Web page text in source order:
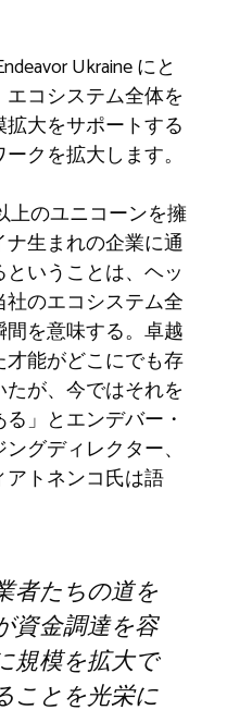
Ukraine にと
コシステム全体を
大をサポートする
クを拡大します。
上のユニコーンを擁
生まれの企業に通
いうことは、ヘッ
社のエコシステム全
を意味する。卓越
能がどこにでも存
が、今ではそれを
」とエンデバー・
グディレクター、
トネンコ氏は語
者たちの道を
資金調達を容
規模を拡大で
ことを光栄に